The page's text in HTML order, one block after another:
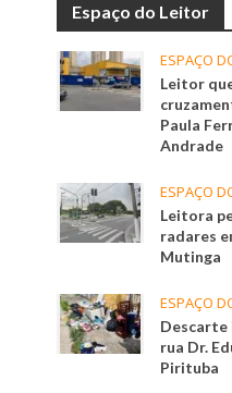
Espaço do Leitor
ESPAÇO
Leitor
Paula
Andrade
ESPAÇO
Leitora
radares
Mutinga
ESPAÇO
Descarte
rua Dr.
Pirituba